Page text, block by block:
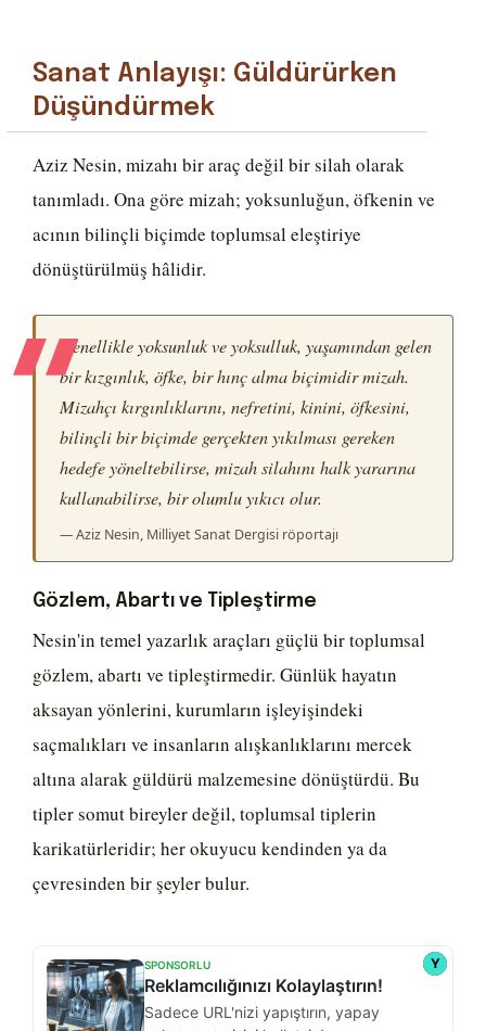
Sanat Anlayışı: Güldürürken
Düşündürmek
Aziz Nesin, mizahı bir araç değil bir silah olarak
tanımladı. Ona göre mizah; yoksunluğun, öfkenin ve
acının bilinçli biçimde toplumsal eleştiriye
dönüştürülmüş hâlidir.
Genellikle yoksunluk ve yoksulluk, yaşamından gelen
bir kızgınlık, öfke, bir hınç alma biçimidir mizah.
Mizahçı kırgınlıklarını, nefretini, kinini, öfkesini,
bilinçli bir biçimde gerçekten yıkılması gereken
hedefe yöneltebilirse, mizah silahını halk yararına
kullanabilirse, bir olumlu yıkıcı olur.
— Aziz Nesin, Milliyet Sanat Dergisi röportajı
Gözlem, Abartı ve Tipleştirme
Nesin'in temel yazarlık araçları güçlü bir toplumsal
gözlem, abartı ve tipleştirmedir. Günlük hayatın
aksayan yönlerini, kurumların işleyişindeki
saçmalıkları ve insanların alışkanlıklarını mercek
altına alarak güldürü malzemesine dönüştürdü. Bu
tipler somut bireyler değil, toplumsal tiplerin
karikatürleridir; her okuyucu kendinden ya da
çevresinden bir şeyler bulur.